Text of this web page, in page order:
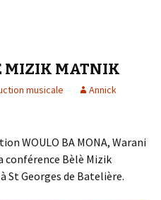
MIZIK MATNIK
musicale
Annick
WOULO BA MONA, Warani
conférence Bèlè Mizik
St Georges de Batelière.